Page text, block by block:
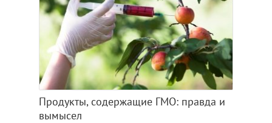
Продукты, содержащие ГМО: правда и
вымысел